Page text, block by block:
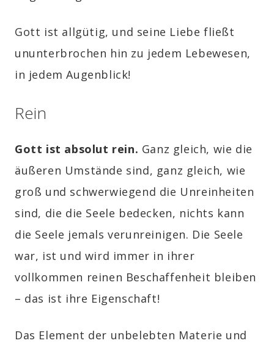
Gott ist allgütig, und seine Liebe fließt
ununterbrochen hin zu jedem Lebewesen,
in jedem Augenblick!
Rein
Gott ist absolut rein. Ganz gleich, wie die
äußeren Umstände sind, ganz gleich, wie
groß und schwerwiegend die Unreinheiten
sind, die die Seele bedecken, nichts kann
die Seele jemals verunreinigen. Die Seele
war, ist und wird immer in ihrer
vollkommen reinen Beschaffenheit bleiben
– das ist ihre Eigenschaft!
Das Element der unbelebten Materie und